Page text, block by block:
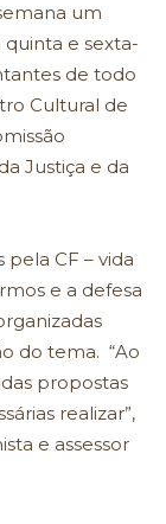
um
quinta e sexta-
de todo
Cultural de
Justiça e da
CF – vida
e a defesa
do tema. “Ao
propostas
realizar”,
e assessor